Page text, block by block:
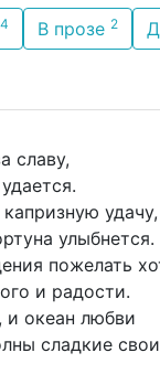
В прозе 2
славу,
удачу,
улыбнется.
пожелать
и радости.
и океан любви
сладкие